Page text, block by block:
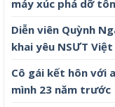
máy xúc phá dỡ
Diễn viên Quỳnh
khai yêu NSƯT Việt
Cô gái kết hôn với
mình 23 năm trước